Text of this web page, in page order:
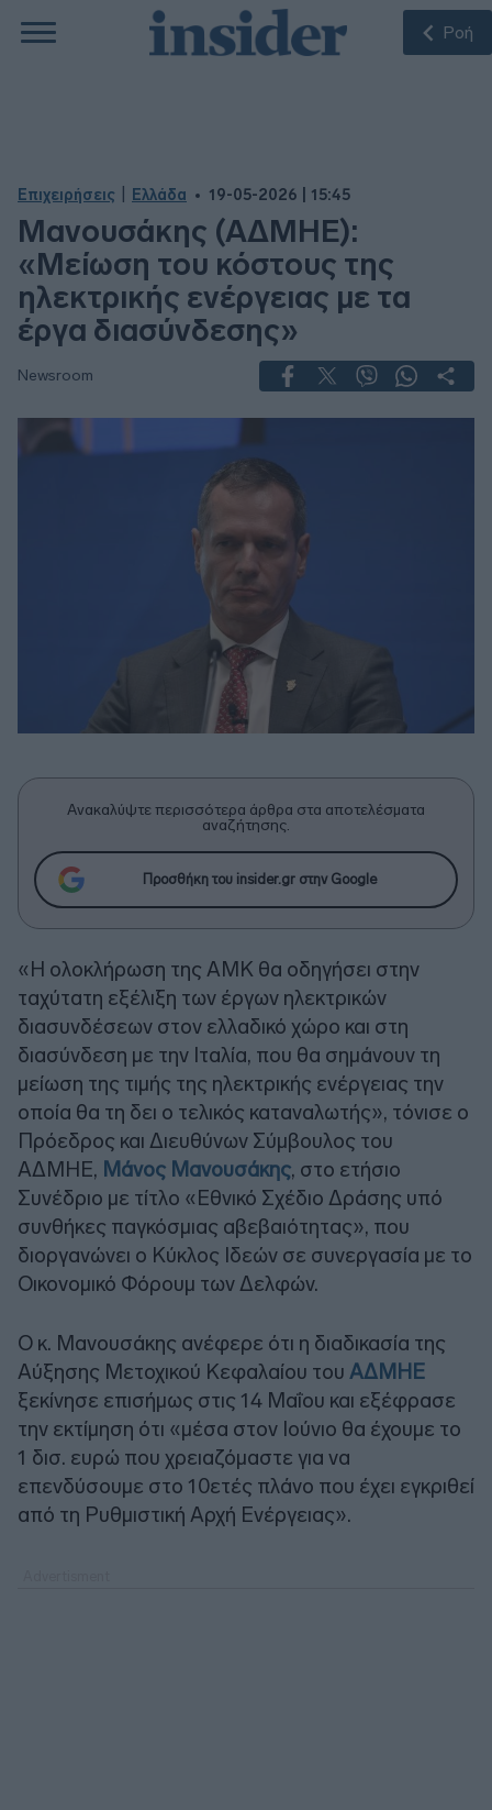
Ροή
Επιχειρήσεις Ελλάδα 19-05-2026 | 15:45
Μανουσάκης (ΑΔΜΗΕ):
«Μείωση του κόστους της
ηλεκτρικής ενέργειας με τα
έργα διασύνδεσης»
Newsroom
Ανακαλύψτε περισσότερα άρθρα στα αποτελέσματα
αναζήτησης.
Προσθήκη του insider.gr στην Google
«Η ολοκλήρωση της ΑΜΚ θα οδηγήσει στην
ταχύτατη εξέλιξη των έργων ηλεκτρικών
διασυνδέσεων στον ελλαδικό χώρο και στη
διασύνδεση με την Ιταλία, που θα σημάνουν τη
μείωση της τιμής της ηλεκτρικής ενέργειας την
οποία θα τη δει ο τελικός καταναλωτής», τόνισε ο
Πρόεδρος και Διευθύνων Σύμβουλος του
ΑΔΜΗΕ, Μάνος Μανουσάκης, στο ετήσιο
Συνέδριο με τίτλο «Εθνικό Σχέδιο Δράσης υπό
συνθήκες παγκόσμιας αβεβαιότητας», που
διοργανώνει ο Κύκλος Ιδεών σε συνεργασία με το
Οικονομικό Φόρουμ των Δελφών.
Ο κ. Μανουσάκης ανέφερε ότι η διαδικασία της
Αύξησης Μετοχικού Κεφαλαίου του ΑΔΜΗΕ
ξεκίνησε επισήμως στις 14 Μαΐου και εξέφρασε
την εκτίμηση ότι «μέσα στον Ιούνιο θα έχουμε το
1 δισ. ευρώ που χρειαζόμαστε για να
επενδύσουμε στο 10ετές πλάνο που έχει εγκριθεί
από τη Ρυθμιστική Αρχή Ενέργειας».